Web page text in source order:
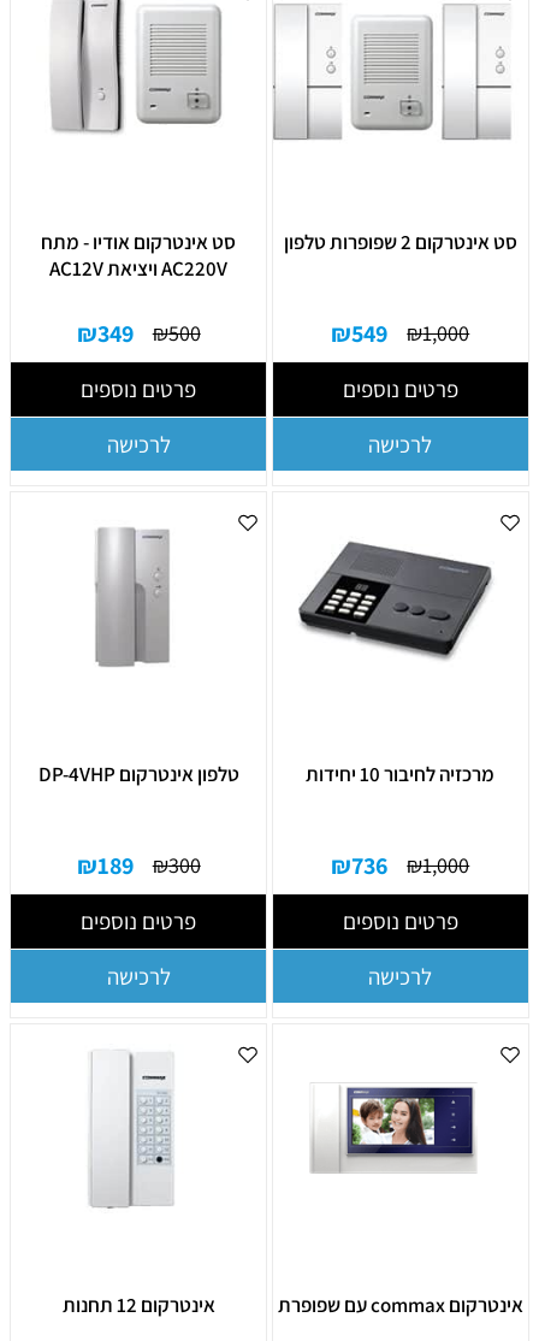
סט אינטרקום 2 שפופרות טלפון
₪1,000
₪549
פרטים נוספים
לרכישה
סט אינטרקום אודיו - מתח
AC220V ויציאת AC12V
₪500
₪349
פרטים נוספים
לרכישה
מרכזיה לחיבור 10 יחידות
₪1,000
₪736
פרטים נוספים
לרכישה
טלפון אינטרקום DP-4VHP
₪300
₪189
פרטים נוספים
לרכישה
אינטרקום commax עם שפופרת אינטרקום 12 תחנות